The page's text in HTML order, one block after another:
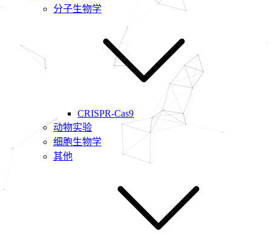
分子生物学
CRISPR-Cas9
动物实验
细胞生物学
其他